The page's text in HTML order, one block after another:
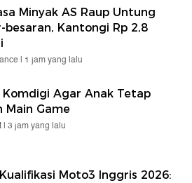
Minyak AS Raup Untung
besaran, Kantongi Rp 2,8
| 1 jam yang lalu
Komdigi Agar Anak Tetap
Main Game
| 3 jam yang lalu
Moto3 Inggris 2026: